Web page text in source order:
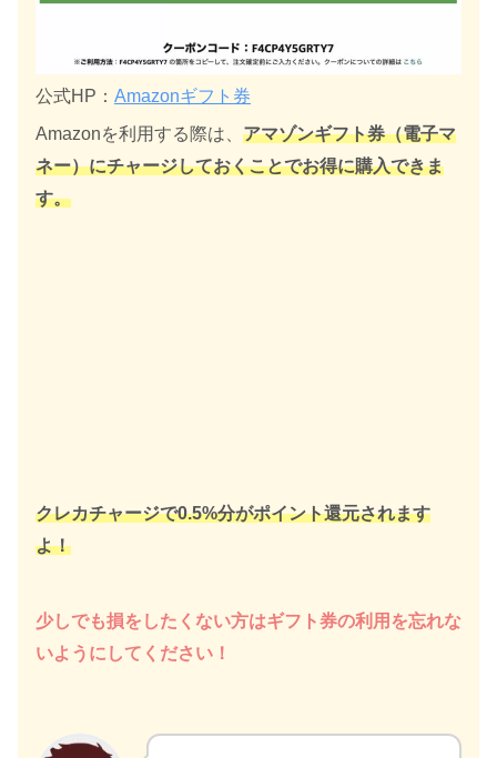
公式HP： Amazonギフト券
Amazonを利用する際は、 アマゾンギフト券（電子マ
ネー）にチャージしておくことでお得に購入できま
す。
クレカチャージで0.5%分がポイント還元されます
よ！
少しでも損をしたくない方はギフト券の利用を忘れな
いようにしてください！